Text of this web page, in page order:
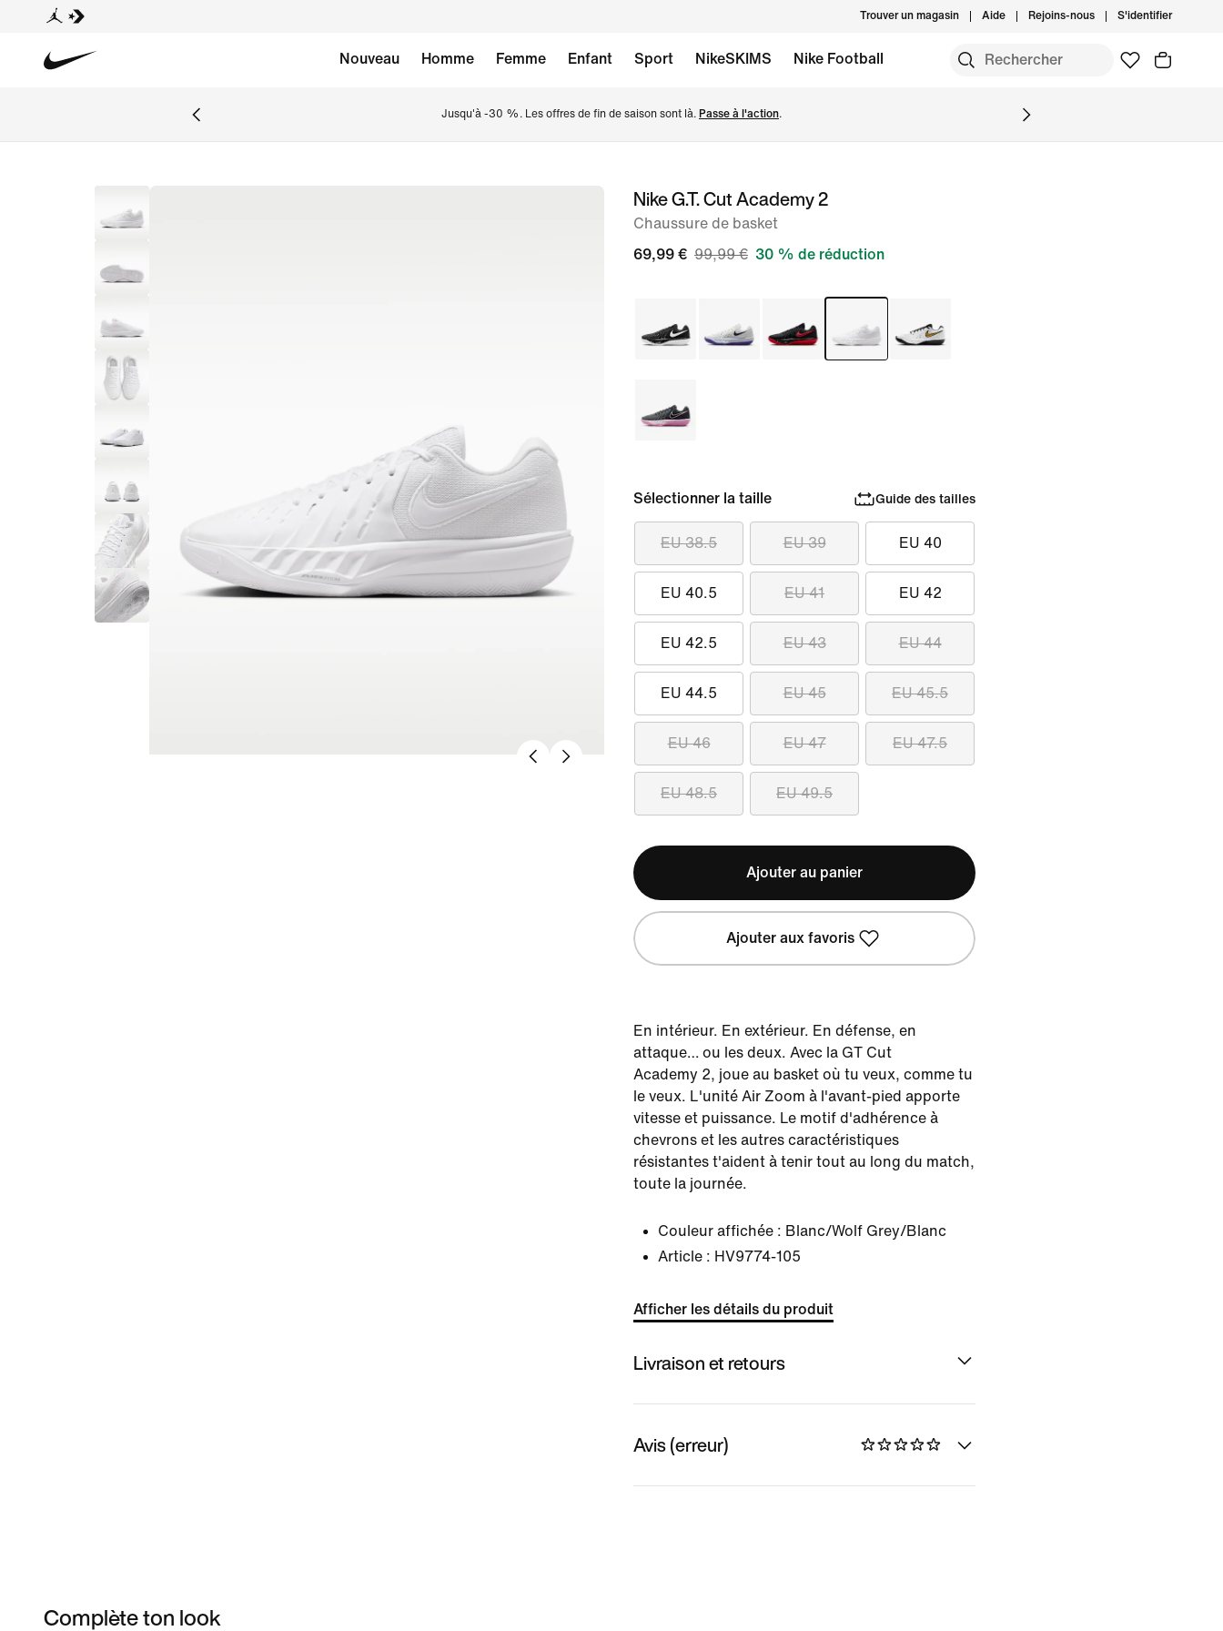
Trouver un magasin Aide Rejoins-nous S'identifier
Nouveau Homme Femme Enfant Sport NikeSKIMS Nike Football
Jusqu'à -30 %. Les offres de fin de saison sont là. Passe à l'action.
image 1Nike G.T. Cut Academy 2
Chaussure de basket
69,99 € 99,99 € 30 % de réduction
Sélectionner la taille Guide des tailles
EU 38.5 EU 39 EU 40
EU 40.5 EU 41 EU 42
EU 42.5 EU 43 EU 44
EU 44.5 EU 45 EU 45.5
EU 46 EU 47 EU 47.5
EU 48.5 EU 49.5
Ajouter au panier
Ajouter aux favoris
En intérieur. En extérieur. En défense, en
attaque… ou les deux. Avec la GT Cut
Academy 2, joue au basket où tu veux, comme tu
le veux. L'unité Air Zoom à l'avant-pied apporte
vitesse et puissance. Le motif d'adhérence à
chevrons et les autres caractéristiques
résistantes t'aident à tenir tout au long du match,
toute la journée.
Couleur affichée : Blanc/Wolf Grey/Blanc
Article : HV9774-105
Afficher les détails du produit
Livraison et retours
Avis (erreur)
Complète ton look